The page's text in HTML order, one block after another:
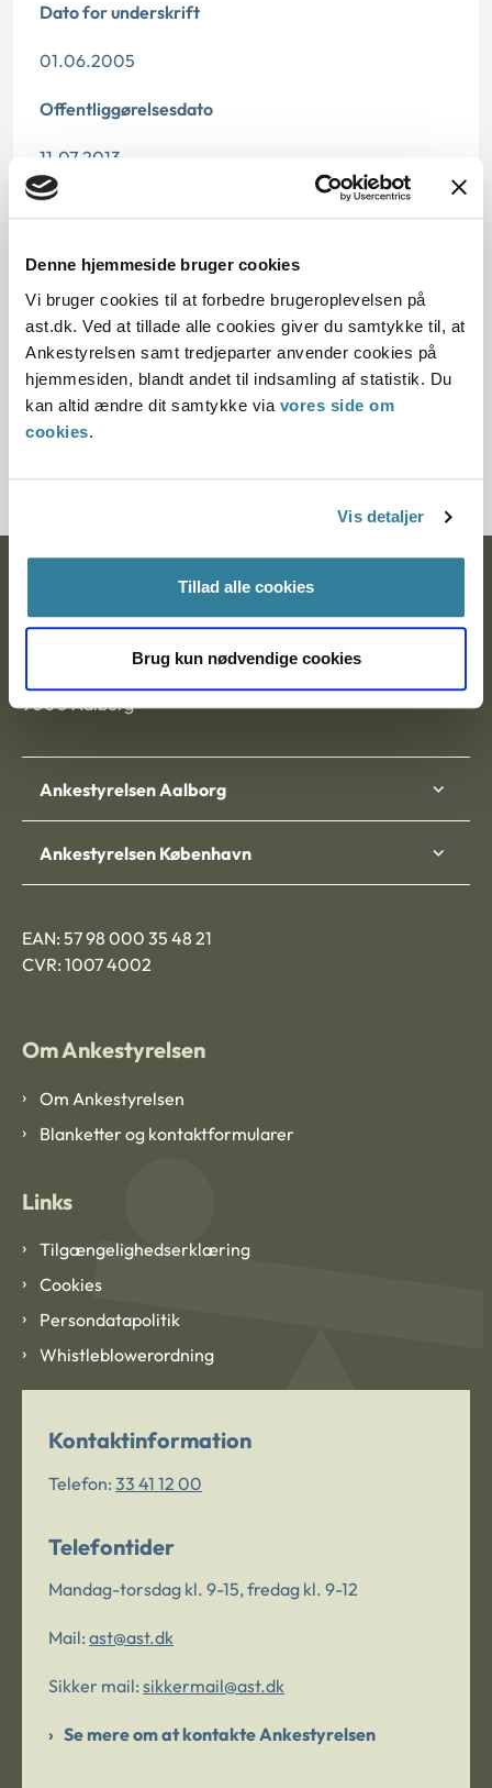
Denne hjemmeside bruger cookies
Vi bruger cookies til at forbedre brugeroplevelsen på
ast.dk. Ved at tillade alle cookies giver du samtykke til, at
Ankestyrelsen samt tredjeparter anvender cookies på
hjemmesiden, blandt andet til indsamling af statistik. Du
kan altid ændre dit samtykke via vores side om
cookies.
Vis detaljer
Tillad alle cookies
Brug kun nødvendige cookies
Dato for underskrift
01.06.2005
Offentliggørelsesdato
11.07.2013
Denne principafgørelse er kasseret den 12.
84-19.
Paragraf
§ 84 § 1 § 100
Journalnummer
Postadresse:
9000 Aalborg
Ankestyrelsen Aalborg
Ankestyrelsen København
EAN: 57 98 000 35 48 21
CVR: 1007 4002
Om Ankestyrelsen
Om Ankestyrelsen
Blanketter og kontaktformularer
Links
Tilgængelighedserklæring
Cookies
Persondatapolitik
Whistleblowerordning
Kontaktinformation
Telefon: 33 41 12 00
Telefontider
Mandag-torsdag kl. 9-15, fredag kl. 9-12
Mail: ast@ast.dk
Sikker mail: sikkermail@ast.dk
Se mere om at kontakte Ankestyrelsen